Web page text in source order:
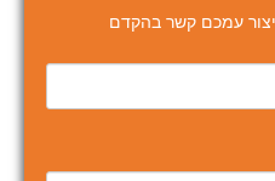
עמכם קשר בהקדם